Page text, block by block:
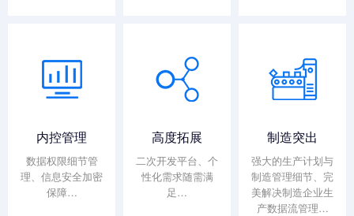
内控管理
数据权限细节管
理、信息安全加密
保障…
高度拓展
二次开发平台、个
性化需求随需满
足…
制造突出
强大的生产计划与
制造管理细节、完
美解决制造企业生
产数据流管理…